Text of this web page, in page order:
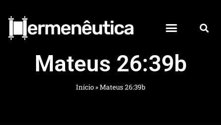
Mateus 26:39b
Início»Mateus 26:39b